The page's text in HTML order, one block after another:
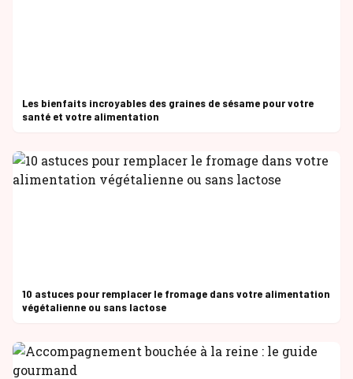
Les bienfaits incroyables des graines de sésame pour votre
santé et votre alimentation
10 astuces pour remplacer le fromage dans votre alimentation
végétalienne ou sans lactose